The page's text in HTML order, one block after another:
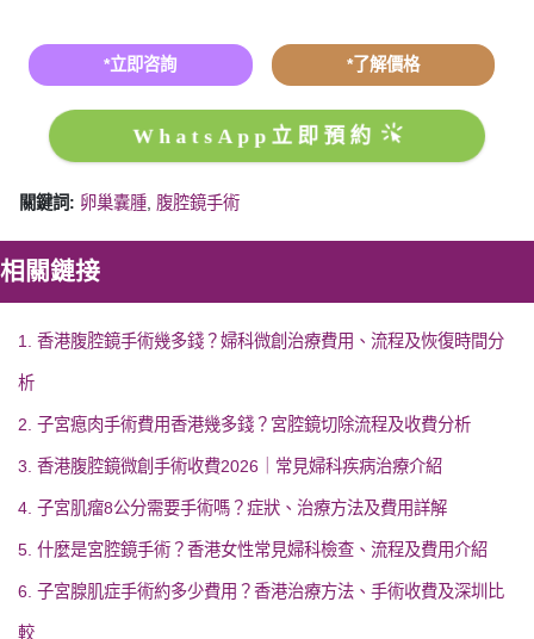
*立即咨詢 *了解價格
WhatsApp立即預約
關鍵詞: 卵巢囊腫 腹腔鏡手術
相關鏈接
1. 香港腹腔鏡手術幾多錢？婦科微創治療費用、流程及恢復時間分
析
2. 子宮瘜肉手術費用香港幾多錢？宮腔鏡切除流程及收費分析
3. 香港腹腔鏡微創手術收費2026｜常見婦科疾病治療介紹
4. 子宮肌瘤8公分需要手術嗎？症狀、治療方法及費用詳解
5. 什麼是宮腔鏡手術？香港女性常見婦科檢查、流程及費用介紹
6. 子宮腺肌症手術約多少費用？香港治療方法、手術收費及深圳比
較